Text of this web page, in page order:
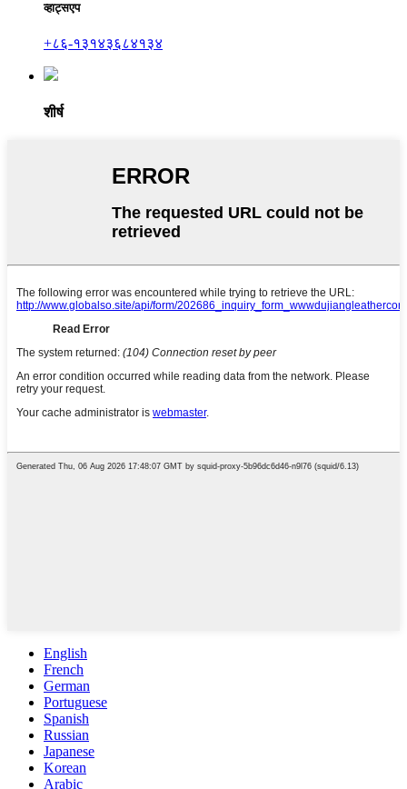
व्हाट्सएप
+८६-१३१४३६८४१३४
शीर्ष
English
French
German
Portuguese
Spanish
Russian
Japanese
Korean
Arabic